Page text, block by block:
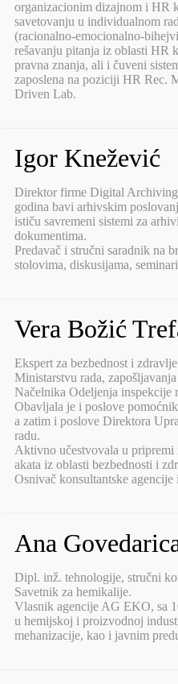
organizacionim dizajnom i HR
savetovanju u individualnom
(racionalno-emocionalno-
rešavanju pitanja iz oblasti HR
pravna znanja, ali i čuveni
zaposlena na poziciji HR Rec.
Driven Lab.
Igor Knežević
Direktor firme Digital Archiving
godina bavi arhivskim
ističu savremeni sistemi za
dokumentima.
Predavač i stručni saradnik na
stolovima, diskusijama,
Vera Božić
Ekspert za bezbednost i
Ministarstvu rada,
Načelnika Odeljenja inspekcije
Obavljala je i poslove
a zatim i poslove Direktora
radu.
Aktivno učestvovala u
akata iz oblasti bezbednosti i
Osnivač konsultantske
Ana
Dipl. inž. tehnologije, stručni
Savetnik za hemikalije.
Vlasnik agencije AG EKO, sa
u hemijskoj i proizvodnoj
mehanizacije, kao i javnim